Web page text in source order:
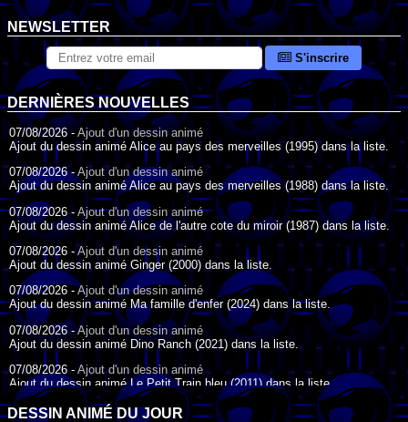
NEWSLETTER
S'inscrire
DERNIÈRES NOUVELLES
07/08/2026 -Ajout d'un dessin animé
Ajout du dessin animé Alice au pays des merveilles (1995) dans la liste.
07/08/2026 -Ajout d'un dessin animé
Ajout du dessin animé Alice au pays des merveilles (1988) dans la liste.
07/08/2026 - Ajout d'un dessin animé
Ajout du dessin animé Alice de l'autre cote du miroir (1987) dans la liste.
07/08/2026 - Ajout d'un dessin animé
Ajout du dessin animé Ginger (2000) dans la liste.
07/08/2026 -Ajout d'un dessin animé
Ajout du dessin animé Ma famille d'enfer (2024) dans la liste.
07/08/2026 -Ajout d'un dessin animé
Ajout du dessin animé Dino Ranch (2021) dans la liste.
07/08/2026 -Ajout d'un dessin animé
Ajout du dessin animé Le Petit Train bleu (2011) dans la liste.
07/08/2026 - Ajout d'un dessin animé
DESSIN ANIMÉ DU JOUR